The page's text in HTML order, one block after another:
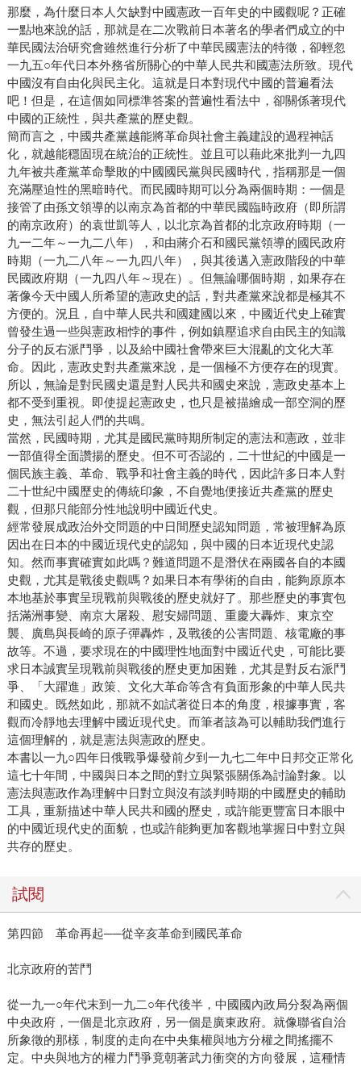
那麼，為什麼日本人欠缺對中國憲政一百年史的中國觀呢？正確
一點地來說的話，那就是在二次戰前日本著名的學者們成立的中
華民國法治研究會雖然進行分析了中華民國憲法的特徵，卻輕忽
一九五○年代日本外務省所關心的中華人民共和國憲法所致。現代
中國沒有自由化與民主化。這就是日本對現代中國的普遍看法
吧！但是，在這個如同標準答案的普遍性看法中，卻關係著現代
中國的正統性，與共產黨的歷史觀。
簡而言之，中國共產黨越能將革命與社會主義建設的過程神話
化，就越能穩固現在統治的正統性。並且可以藉此來批判一九四
九年被共產黨革命擊敗的中國國民黨與民國時代，指稱那是一個
充滿壓迫性的黑暗時代。而民國時期可以分為兩個時期：一個是
接管了由孫文領導的以南京為首都的中華民國臨時政府（即所謂
的南京政府）的袁世凱等人，以北京為首都的北京政府時期（一
九一二年～一九二八年），和由蔣介石和國民黨領導的國民政府
時期（一九二八年～一九四八年），與其後邁入憲政階段的中華
民國政府期（一九四八年～現在）。但無論哪個時期，如果存在
著像今天中國人所希望的憲政史的話，對共產黨來說都是極其不
方便的。況且，自中華人民共和國建國以來，中國近代史上確實
曾發生過一些與憲政相悖的事件，例如鎮壓追求自由民主的知識
分子的反右派鬥爭，以及給中國社會帶來巨大混亂的文化大革
命。因此，憲政史對共產黨來說，是一個極不方便存在的現實。
所以，無論是對民國史還是對人民共和國史來說，憲政史基本上
都不受到重視。即使提起憲政史，也只是被描繪成一部空洞的歷
史，無法引起人們的共鳴。
當然，民國時期，尤其是國民黨時期所制定的憲法和憲政，並非
一部值得全面讚揚的歷史。但不可否認的，二十世紀的中國是一
個民族主義、革命、戰爭和社會主義的時代，因此許多日本人對
二十世紀中國歷史的傳統印象，不自覺地便接近共產黨的歷史
觀，但那只能部分性地說明中國近代史。
經常發展成政治外交問題的中日間歷史認知問題，常被理解為原
因出在日本的中國近現代史的認知，與中國的日本近現代史認
知。然而事實確實如此嗎？難道問題不是潛伏在兩國各自的本國
史觀，尤其是戰後史觀嗎？如果日本有學術的自由，能夠原原本
本地基於事實呈現戰前與戰後的歷史就好了。那些歷史的事實包
括滿洲事變、南京大屠殺、慰安婦問題、重慶大轟炸、東京空
襲、廣島與長崎的原子彈轟炸，及戰後的公害問題、核電廠的事
故等。不過，要求現在的中國理性地面對中國近代史，可能比要
求日本誠實呈現戰前與戰後的歷史更加困難，尤其是對反右派鬥
爭、「大躍進」政策、文化大革命等含有負面形象的中華人民共
和國史。既然如此，那就不如試著從日本的角度，根據事實，客
觀而冷靜地去理解中國近現代史。而筆者該為可以輔助我們進行
這個理解的，就是憲法與憲政的歷史。
本書以一九○四年日俄戰爭爆發前夕到一九七二年中日邦交正常化
這七十年間，中國與日本之間的對立與緊張關係為討論對象。以
憲法與憲政作為理解中日對立與沒有談判時期的中國歷史的輔助
工具，重新描述中華人民共和國的歷史，或許能更豐富日本眼中
的中國近現代史的面貌，也或許能夠更加客觀地掌握日中對立與
共存的歷史。
試閱
第四節 革命再起──從辛亥革命到國民革命
北京政府的苦鬥
從一九一○年代末到一九二○年代後半，中國國內政局分裂為兩個
中央政府，一個是北京政府，另一個是廣東政府。就像聯省自治
所象徵的那樣，制度的走向在中央集權與地方分權之間搖擺不
定。中央與地方的權力鬥爭竟朝著武力衝突的方向發展，這種情